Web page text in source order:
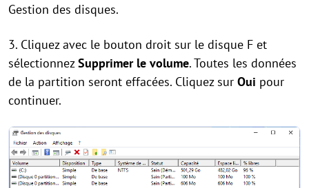
Gestion des disques.
3. Cliquez avec le bouton droit sur le disque F et
sélectionnezSupprimer le volume. Toutes les données
de la partition seront effacées. Cliquez sur Oui pour
continuer.